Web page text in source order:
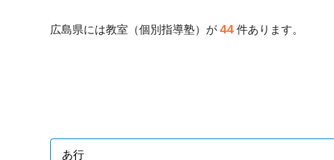
広島県には教室（個別指導塾）が 44件あります。
あ行